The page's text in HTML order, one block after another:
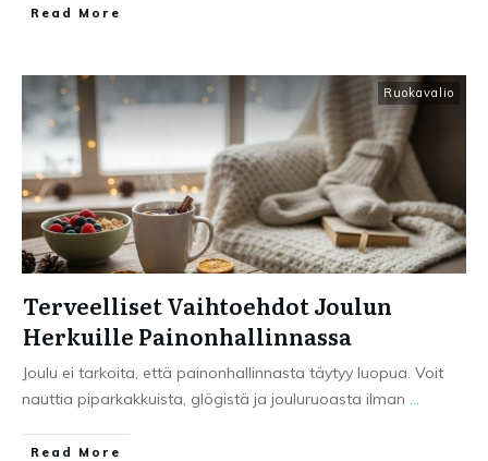
Read More
Ruokavalio
Terveelliset Vaihtoehdot Joulun
Herkuille Painonhallinnassa
Joulu ei tarkoita, että painonhallinnasta täytyy luopua. Voit
nauttia piparkakkuista, glögistä ja jouluruoasta ilman ...
Read More